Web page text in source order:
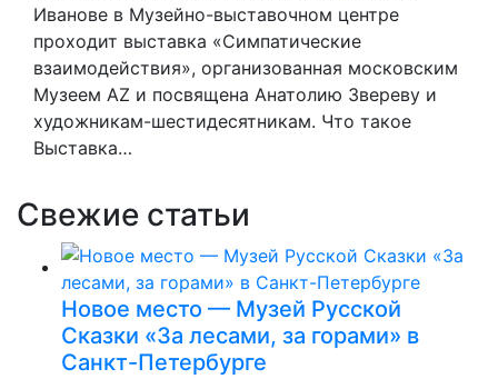
Иванове в Музейно-выставочном центре
проходит выставка «Симпатические
взаимодействия», организованная московским
Музеем AZ и посвящена Анатолию Звереву и
художникам-шестидесятникам. Что такое
Выставка…
Свежие статьи
Новое место — Музей Русской
Сказки «За лесами, за горами» в
Санкт-Петербурге